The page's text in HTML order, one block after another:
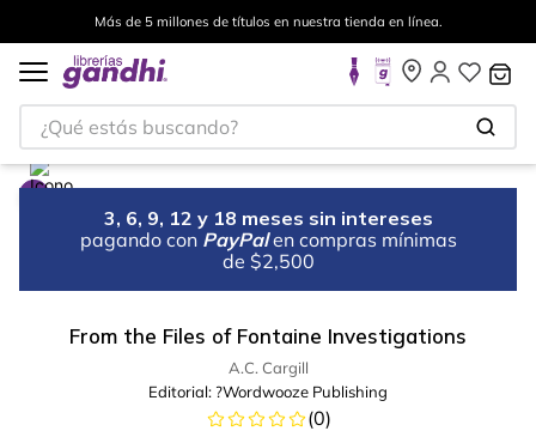
Más de 5 millones de títulos en nuestra tienda en línea.
¿Qué estás buscando?
3, 6, 9, 12 y 18 meses sin intereses
pagando con PayPal en compras mínimas
de $2,500
From the Files of Fontaine Investigations
A.C. Cargill
Editorial: ?Wordwooze Publishing
(0)